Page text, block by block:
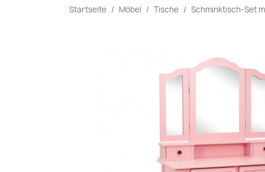
Startseite Möbel Tische Schminktisch-Set